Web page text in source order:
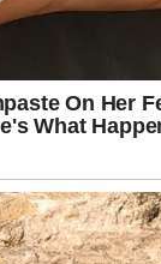
će emocije
sebi koliko im
će želeti
za iskren
koja se